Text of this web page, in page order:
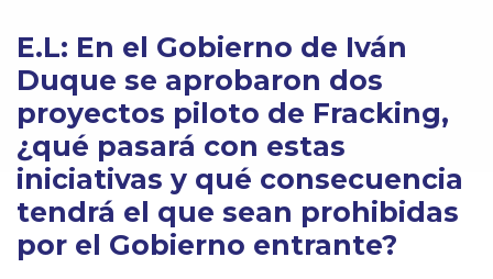
E.L: En el Gobierno de Iván
Duque se aprobaron dos
proyectos piloto de Fracking,
¿qué pasará con estas
iniciativas y qué consecuencia
tendrá el que sean prohibidas
por el Gobierno entrante?